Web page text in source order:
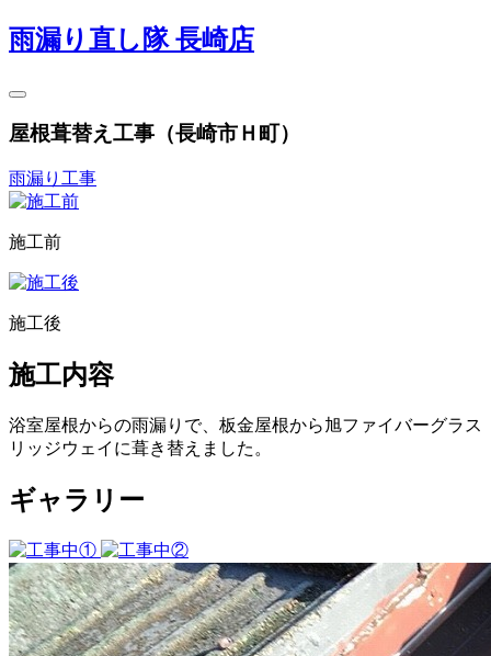
雨漏り直し隊 長崎店
屋根葺替え工事（長崎市Ｈ町）
雨漏り工事
施工前
施工後
施工内容
浴室屋根からの雨漏りで、板金屋根から旭ファイバーグラス
リッジウェイに葺き替えました。
ギャラリー